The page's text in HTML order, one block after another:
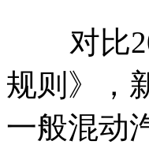
对比
规则》，
一般混动